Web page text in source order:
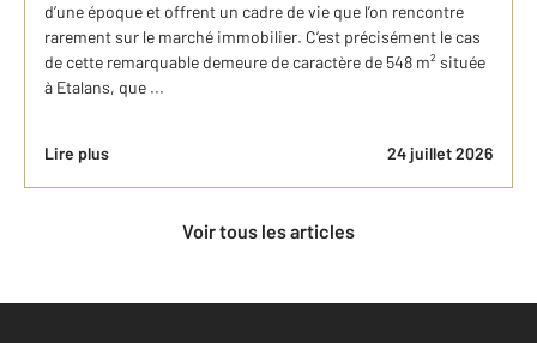
d’une époque et offrent un cadre de vie que l’on rencontre
rarement sur le marché immobilier. C’est précisément le cas
de cette remarquable demeure de caractère de 548 m² située
à Etalans, que ...
Lire plus 24 juillet 2026
Voir tous les articles